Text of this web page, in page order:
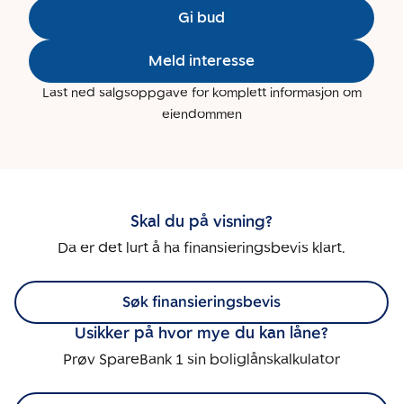
Gi bud
Meld interesse
Last ned salgsoppgave for komplett informasjon om
eiendommen
Skal du på visning?
Da er det lurt å ha finansieringsbevis klart.
Søk finansieringsbevis
Usikker på hvor mye du kan låne?
Prøv SpareBank 1 sin boliglånskalkulator